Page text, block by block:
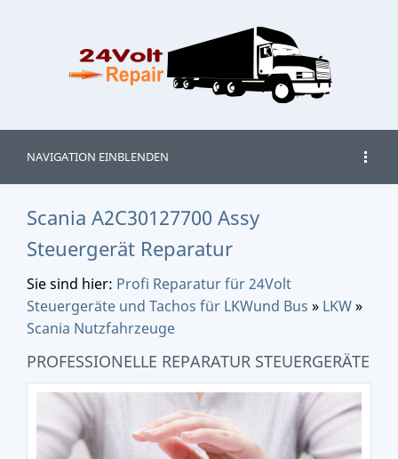
NAVIGATION EINBLENDEN
Scania A2C30127700 Assy
Steuergerät Reparatur
Sie sind hier: Profi Reparatur für 24Volt
Steuergeräte und Tachos für LKWund Bus » LKW»
Scania Nutzfahrzeuge
PROFESSIONELLE REPARATUR STEUERGERÄTE